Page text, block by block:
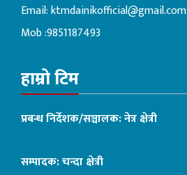
Email:ktmdainikofficial@gmail.com
Mob :9851187493
हाम्रो टिम
प्रबन्ध निर्देशक/सञ्चालक: नेत्र क्षेत्री
सम्पादक: चन्दा क्षेत्री